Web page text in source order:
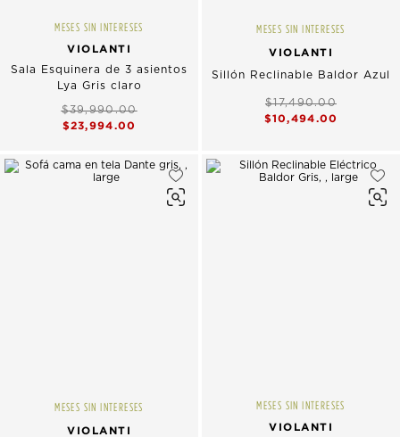
MESES SIN INTERESES
VIOLANTI
Sala Esquinera de 3 asientos
Lya Gris claro
$39,990.00
$23,994.00
MESES SIN INTERESES
VIOLANTI
Sillón Reclinable Baldor Azul
$17,490.00
$10,494.00
MESES SIN INTERESES
VIOLANTI
MESES SIN INTERESES
VIOLANTI